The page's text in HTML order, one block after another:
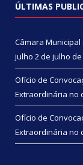
ÚLTIMAS
Câmara
julho 2 de julho de
Ofício de
Extraordinária no
Ofício de
Extraordinária no